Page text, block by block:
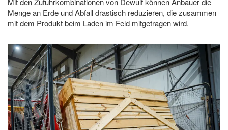
Menge an Erde und Abfall drastisch reduzieren, die zusammen
mit dem Produkt beim Laden im Feld mitgetragen wird.